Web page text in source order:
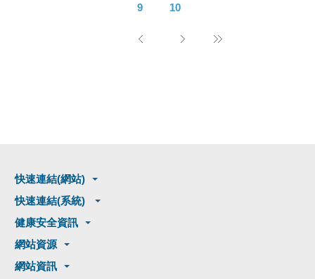
9 10
快速連結(網站)
快速連結(系統)
健康安全資訊
網站資源
網站資訊